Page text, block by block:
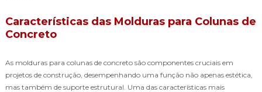
Características das Molduras para Colunas de
Concreto
As molduras para colunas de concreto são componentes cruciais em
projetos de construção, desempenhando uma função não apenas estética,
mas também de suporte estrutural. Uma das características mais